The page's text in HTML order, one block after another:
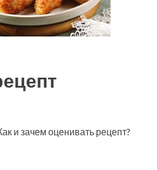
и зачем оценивать рецепт?